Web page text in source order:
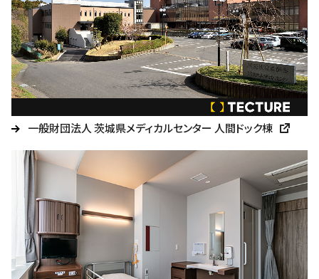
一般財団法人 茨城県メディカルセンター 人間ドック棟